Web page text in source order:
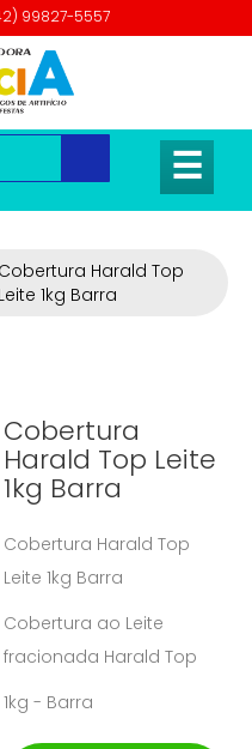
99827-5557
☰
Cobertura Harald Top
Leite 1kg Barra
Cobertura
Harald Top Leite
1kg Barra
Cobertura Harald Top
Leite 1kg Barra
Cobertura ao Leite
fracionada Harald Top
1kg - Barra